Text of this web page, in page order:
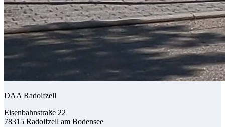
DAA Radolfzell
Eisenbahnstraße 22
78315 Radolfzell am Bodensee